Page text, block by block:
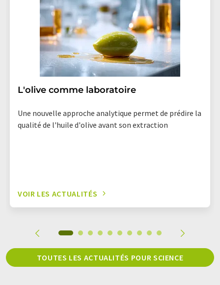
L'olive comme laboratoire
Une nouvelle approche analytique permet de prédire la
qualité de l'huile d'olive avant son extraction
VOIR LES ACTUALITÉS
TOUTES LES ACTUALITÉS POUR SCIENCE